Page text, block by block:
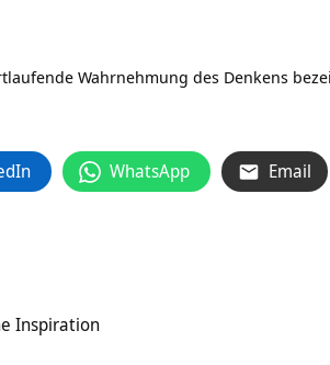
Wahrnehmung des Denkens
WhatsApp Email
Inspiration